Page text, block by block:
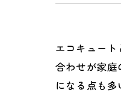
エコキュー
合わせが家
になる点も